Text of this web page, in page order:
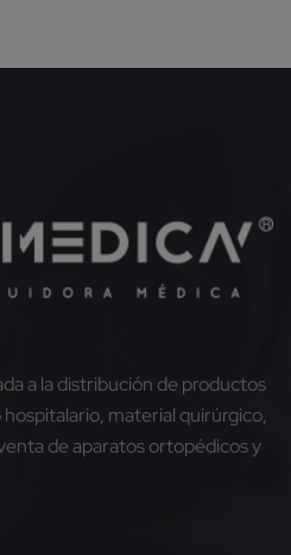
a la distribución de productos
material quirúrgico,
de aparatos ortopédicos y